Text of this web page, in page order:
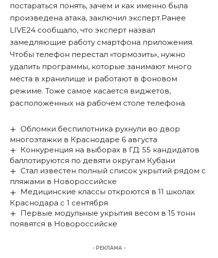
постараться понять, зачем и как именно была
произведена атака, заключил эксперт.Ранее
LIVE24 сообщало, что эксперт назвал
замедляющие работу смартфона приложения.
Чтобы телефон перестал «тормозить», нужно
удалить программы, которые занимают много
места в хранилище и работают в фоновом
режиме. Тоже самое касается виджетов,
расположенных на рабочем столе телефона.
Обломки беспилотника рухнули во двор
многоэтажки в Краснодаре 6 августа
Конкуренция на выборах в ГД: 55 кандидатов
баллотируются по девяти округам Кубани
Стал известен полный список укрытий рядом с
пляжами в Новороссийске
Медицинские классы откроются в 11 школах
Краснодара с 1 сентября
Первые модульные укрытия весом в 15 тонн
появятся в Новороссийске
- РЕКЛАМА -